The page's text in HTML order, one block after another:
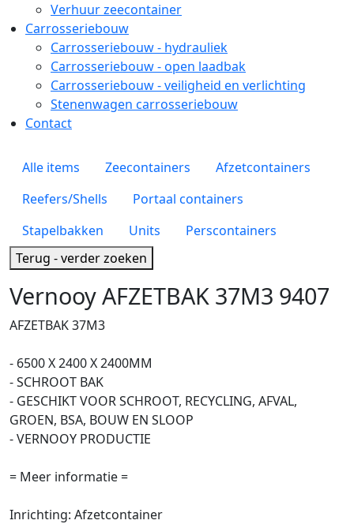
Verhuur zeecontainer
Carrosseriebouw
Carrosseriebouw - hydrauliek
Carrosseriebouw - open laadbak
Carrosseriebouw - veiligheid en verlichting
Stenenwagen carrosseriebouw
Contact
Zoekpagina menu
Alle items Zeecontainers
Afzetcontainers
Reefers/Shells
Portaal containers
Stapelbakken
Units
Perscontainers
Terug - verder zoeken
Vernooy AFZETBAK 37M3 9407
AFZETBAK 37M3
- 6500 X 2400 X 2400MM
- SCHROOT BAK
- GESCHIKT VOOR SCHROOT, RECYCLING, AFVAL,
GROEN, BSA, BOUW EN SLOOP
- VERNOOY PRODUCTIE
= Meer informatie =
Inrichting: Afzetcontainer